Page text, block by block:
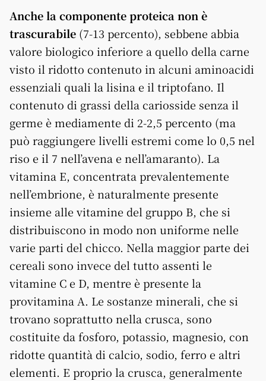
Anche la componente proteica non è
trascurabile (7-13 percento), sebbene abbia
valore biologico inferiore a quello della carne
visto il ridotto contenuto in alcuni aminoacidi
essenziali quali la lisina e il triptofano. Il
contenuto di grassi della cariosside senza il
germe è mediamente di 2-2,5 percento (ma
può raggiungere livelli estremi come lo 0,5 nel
riso e il 7 nell’avena e nell’amaranto). La
vitamina E, concentrata prevalentemente
nell’embrione, è naturalmente presente
insieme alle vitamine del gruppo B, che si
distribuiscono in modo non uniforme nelle
varie parti del chicco. Nella maggior parte dei
cereali sono invece del tutto assenti le
vitamine C e D, mentre è presente la
provitamina A. Le sostanze minerali, che si
trovano soprattutto nella crusca, sono
costituite da fosforo, potassio, magnesio, con
ridotte quantità di calcio, sodio, ferro e altri
elementi. E proprio la crusca, generalmente